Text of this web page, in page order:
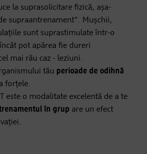
la suprasolicitare fizică, așa-
supraantrenament". Mușchii,
sunt suprastimulate într-o
pot apărea fie dureri
mai rău caz - leziuni.
tău perioade de odihnă
forțele.
este o modalitate excelentă de a te
în grup are un efect